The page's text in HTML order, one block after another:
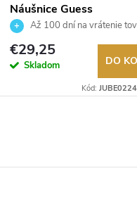
Náušnice Guess
JUBE02244JWYGEMT
Až 100 dní na vrátenie
Autorizovaný predajca.
€29,25
Skladom DO
Kód: